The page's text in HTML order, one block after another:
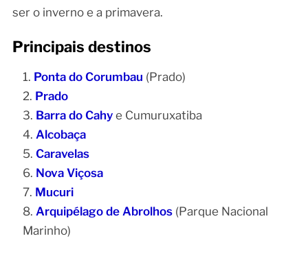
ser o inverno e a primavera.
Principais destinos
Ponta do Corumbau (Prado)
Prado
Barra do Cahye Cumuruxatiba
Alcobaça
Caravelas
Nova Viçosa
Mucuri
Arquipélago de Abrolhos(Parque Nacional
Marinho)